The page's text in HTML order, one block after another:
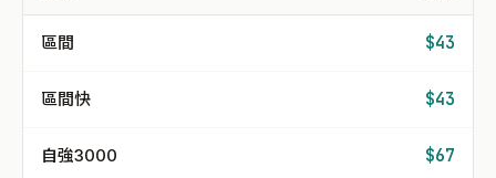
區間 $43
區間快 $43
自強3000 $67